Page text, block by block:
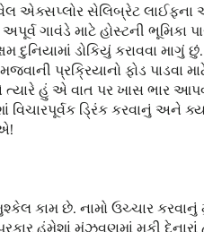
એક્સપ્લોર સેલિબ્રેટ લાઈફના
ગાવંડે માટે હોસ્ટની ભૂમિકા
દુનિયામાં ડોકિયું કરાવવા
પ્રક્રિયાનો ફોડ પાડવા
હું એ વાત પર ખાસ ભાર
ડ્રિંક કરવાનું અને
કામ છે. નામો ઉચ્ચાર કરવાનું
હંમેશાં મૂંઝવણમાં મૂકી